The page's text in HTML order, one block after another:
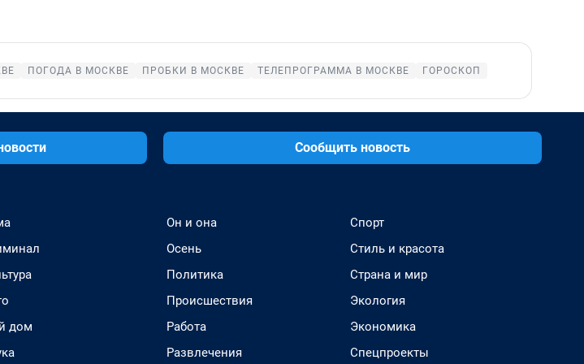
ПОГОДА В МОСКВЕ ПРОБКИ В МОСКВЕ ТЕЛЕПРОГРАММА В МОСКВЕ ГОРОСКОП
Сообщить новость
дом
Он и она
Осень
Политика
Происшествия
Работа
Развлечения
Спорт
Стиль и красота
Страна и мир
Экология
Экономика
Спецпроекты